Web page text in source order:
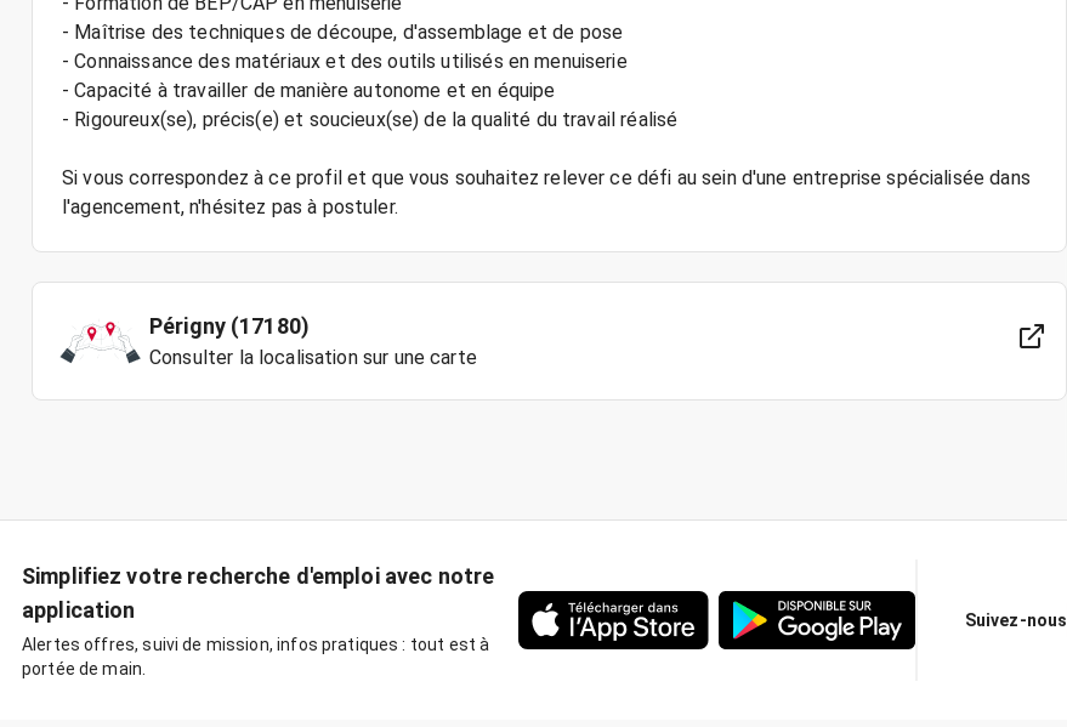
- Maîtrise des techniques de découpe, d'assemblage et de pose
- Connaissance des matériaux et des outils utilisés en menuiserie
- Capacité à travailler de manière autonome et en équipe
- Rigoureux(se), précis(e) et soucieux(se) de la qualité du travail réalisé
Si vous correspondez à ce profil et que vous souhaitez relever ce défi au sein d'une entreprise spécialisée dans
Périgny (17180)
Consulter la localisation sur une carte
Simplifiez votre recherche d'emploi avec notre
application
Alertes offres, suivi de mission, infos pratiques : tout est à
portée de main.
Suivez-nous